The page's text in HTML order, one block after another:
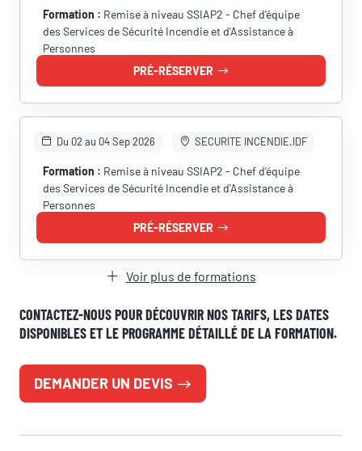
Formation : Remise à niveau SSIAP2 - Chef d'équipe
des Services de Sécurité Incendie et d'Assistance à
Personnes
PRÉ-RÉSERVER
Du 02 au 04 Sep 2026 SECURITE INCENDIE.IDF
Formation : Remise à niveau SSIAP2 - Chef d'équipe
des Services de Sécurité Incendie et d'Assistance à
Personnes
PRÉ-RÉSERVER
Voir plus de formations
CONTACTEZ-NOUS POUR DÉCOUVRIR NOS TARIFS, LES DATES
DISPONIBLES ET LE PROGRAMME DÉTAILLÉ DE LA FORMATION.
DEMANDER UN DEVIS
RÉSERVER UNE SESSION
Nom
Adresse e-mail